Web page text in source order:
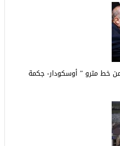
من خط مترو ” أوسكودار- جكمة